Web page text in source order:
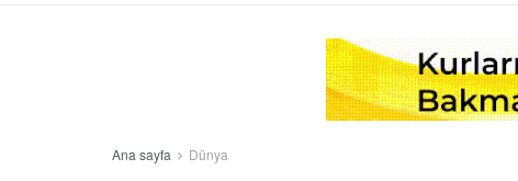
Ana sayfa Dünya